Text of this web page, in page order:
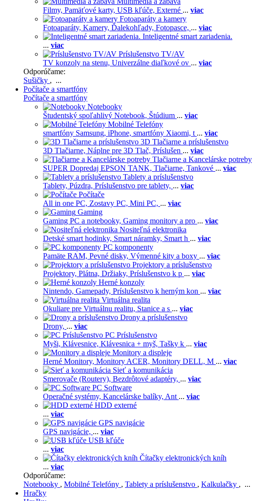
Filmy, Pamäťové karty, USB kľúče, Externé ... viac
Fotoaparáty a kamery
Fotoaparáty, Kamery, Ďalekohľady, Fotopasce, ... viac
Inteligentné smart zariadenia.
... viac
Príslušenstvo TV/AV
TV konzoly na stenu, Univerzálne diaľkové ov ... viac
Odporúčame:
Sušičky , ...
Počítače a smartfóny
Počítače a smartfóny
Notebooky
Študentský spoľahlivý Notebook, Štúdium ... viac
Mobilné Telefóny
smartfóny Samsung, iPhone, smartfóny Xiaomi, t ... viac
3D Tlačiarne a príslušenstvo
3D Tlačiarne, Náplne pre 3D Tlač, Príslušen ... viac
Tlačiarne a Kancelárske potreby
SUPER Dopredaj EPSON TANK, Tlačiarne, Tankové ... viac
Tablety a príslušenstvo
Tablety, Púzdra, Príslušenstvo pre tablety, ... viac
Počítače
All in one PC, Zostavy PC, Mini PC, ... viac
Gaming
Gaming PC a notebooky, Gaming monitory a pro ... viac
Nositeľná elektronika
Detské smart hodinky, Smart náramky, Smart h ... viac
PC komponenty
Pamäte RAM, Pevné disky, Výmenné kity a boxy ... viac
Projektory a príslušenstvo
Projektory, Plátna, Držiaky, Príslušenstvo k p ... viac
Herné konzoly
Nintendo, Gamepady, Príslušenstvo k herným kon ... viac
Virtuálna realita
Okuliare pre Virtuálnu realitu, Stanice a s ... viac
Drony a príslušenstvo
Drony, ... viac
PC Príslušenstvo
Myši, Klávesnice, Klávesnica + myš, Tašky k ... viac
Monitory a displeje
Herné Monitory, Monitory ACER, Monitory DELL, M ... viac
Sieť a komunikácia
Smerovače (Routery), Bezdrôtové adaptéry, ... viac
PC Software
Operačné systémy, Kancelárske balíky, Ant ... viac
HDD externé
... viac
GPS navigácie
GPS navigácie, ... viac
USB kľúče
... viac
Čítačky elektronických kníh
... viac
Odporúčame:
Notebooky , Mobilné Telefóny , Tablety a príslušenstvo , Kalkulačky , ...
Hračky